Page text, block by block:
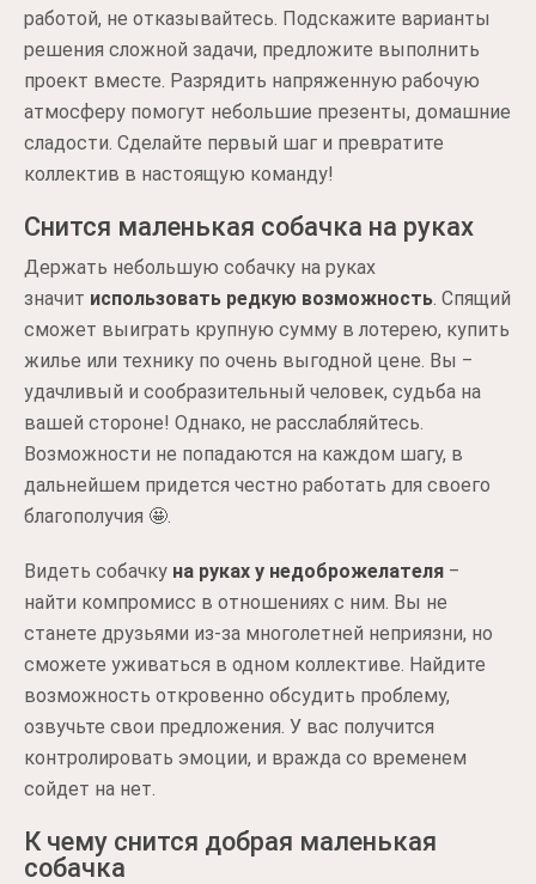
работой, не отказывайтесь. Подскажите варианты
решения сложной задачи, предложите выполнить
проект вместе. Разрядить напряженную рабочую
атмосферу помогут небольшие презенты, домашние
сладости. Сделайте первый шаг и превратите
коллектив в настоящую команду!
Снится маленькая собачка на руках
Держать небольшую собачку на руках
значит использовать редкую возможность. Спящий
сможет выиграть крупную сумму в лотерею, купить
жилье или технику по очень выгодной цене. Вы ‒
удачливый и сообразительный человек, судьба на
вашей стороне! Однако, не расслабляйтесь.
Возможности не попадаются на каждом шагу, в
дальнейшем придется честно работать для своего
благополучия 🤩.
Видеть собачку на руках у недоброжелателя ‒
найти компромисс в отношениях с ним. Вы не
станете друзьями из-за многолетней неприязни, но
сможете уживаться в одном коллективе. Найдите
возможность откровенно обсудить проблему,
озвучьте свои предложения. У вас получится
контролировать эмоции, и вражда со временем
сойдет на нет.
К чему снится добрая маленькая
собачка